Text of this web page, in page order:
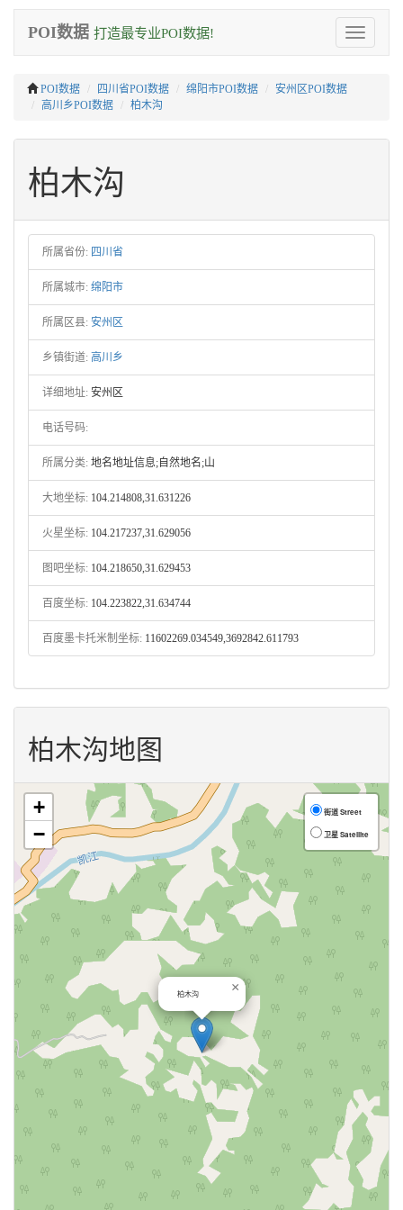
Toggle
navigation
POI数据 打造最专业POI数据!
POI数据 四川省POI数据 绵阳市POI数据
安州区POI数据
高川乡POI数据
柏木沟
柏木沟
所属省份: 四川省
所属城市: 绵阳市
所属区县: 安州区
乡镇街道: 高川乡
详细地址: 安州区
电话号码:
所属分类: 地名地址信息;自然地名;山
大地坐标: 104.214808,31.631226
火星坐标: 104.217237,31.629056
图吧坐标: 104.218650,31.629453
百度坐标: 104.223822,31.634744
百度墨卡托米制坐标: 11602269.034549,3692842.611793
柏木沟地图
柏木沟 ×
+
−
街道 Street
卫星 Satellite